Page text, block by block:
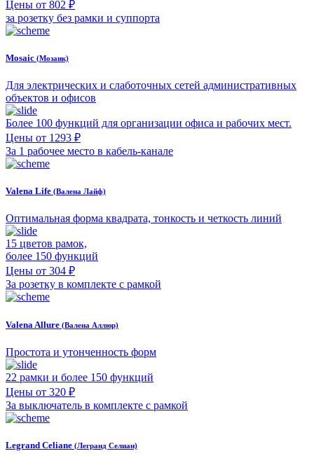
Цены от 802 ₽
за розетку без рамки и суппорта
Mosaic (Мозаик)
Для электрических и слаботочных сетей административных
объектов и офисов
Более 100 функций для организации офиса и рабочих мест.
Цены от 1293 ₽
За 1 рабочее место в кабель-канале
Valena Life (Валена Лайф)
Оптимальная форма квадрата, тонкость и четкость линий
15 цветов рамок,
более 150 функций
Цены от 304 ₽
За розетку в комплекте с рамкой
Valena Allure (Валена Аллюр)
Простота и утонченность форм
22 рамки и более 150 функций
Цены от 320 ₽
За выключатель в комплекте с рамкой
Legrand Celiane (Легранд Селиан)